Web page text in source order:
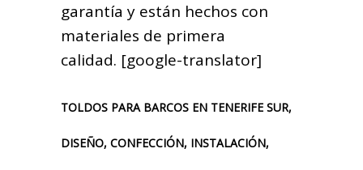
garantía y están hechos con
materiales de primera
calidad. [google-translator]
TOLDOS PARA BARCOS EN TENERIFE SUR,
DISEÑO, CONFECCIÓN, INSTALACIÓN,